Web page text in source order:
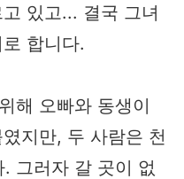
있고... 결국 그녀
합니다.
해 오빠와 동생이
지만, 두 사람은 천
그러자 갈 곳이 없